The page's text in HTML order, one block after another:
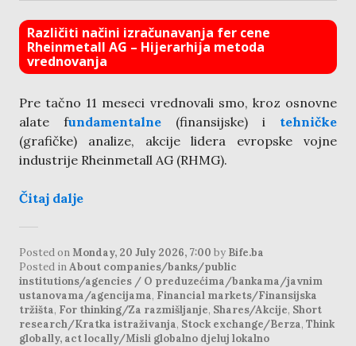
Različiti načini izračunavanja fer cene
Rheinmetall AG – Hijerarhija metoda
vrednovanja
Pre tačno 11 meseci vrednovali smo, kroz osnovne
alate fundamentalne (finansijske) i tehničke
(grafičke) analize, akcije lidera evropske vojne
industrije Rheinmetall AG (RHMG).
Čitaj dalje
Posted on Monday, 20 July 2026, 7:00 by Bife.ba
Posted inAbout companies/banks/public
institutions/agencies / O preduzećima/bankama/javnim
ustanovama/agencijama, Financial markets/Finansijska
tržišta, For thinking/Za razmišljanje, Shares/Akcije, Short
research/Kratka istraživanja, Stock exchange/Berza, Think
globally, act locally/Misli globalno djeluj lokalno